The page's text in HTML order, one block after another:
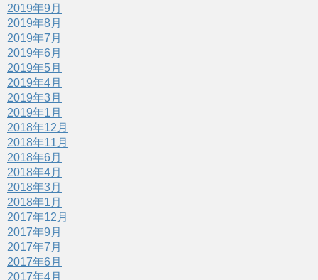
2019年9月
2019年8月
2019年7月
2019年6月
2019年5月
2019年4月
2019年3月
2019年1月
2018年12月
2018年11月
2018年6月
2018年4月
2018年3月
2018年1月
2017年12月
2017年9月
2017年7月
2017年6月
2017年4月